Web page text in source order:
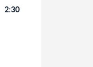
2:30